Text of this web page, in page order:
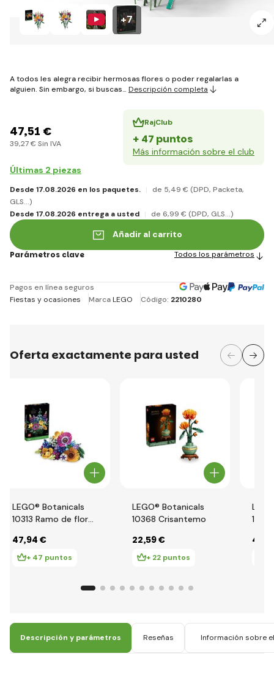
+7
A todos les alegra recibir hermosas flores o poder regalarlas a
alguien. Sin embargo, si buscas… Descripción completa
47,51 €
39,27 € Sin IVA
RajClub
+ 47 puntos
Más información sobre el club
Últimas 2 piezas
Desde 17.08.2026 en los paquetes. de 5,49 € (DPD, Packeta,
GLS...)
Desde 17.08.2026 entrega a usted
de 6,99 € (DPD, GLS...)
Añadir al carrito
Parámetros clave Todos los parámetros
Pagos en línea seguros
Fiestas y ocasiones
MarcaLEGO Código: 2210280
Oferta exactamente para usted
LEGO® Botanicals
10313 Ramo de flores
47,94 €
+ 47 puntos
LEGO® Botanicals
10368 Crisantemo
22,59 €
+ 22 puntos
49
Descripción y parámetros Reseñas Información sobre